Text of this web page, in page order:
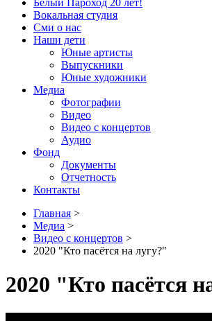
Белый Пароход 20 лет!
Вокальная студия
Сми о нас
Наши дети
Юные артисты
Выпускники
Юные художники
Медиа
Фотографии
Видео
Видео с концертов
Аудио
Фонд
Документы
Отчетность
Контакты
Главная >
Медиа >
Видео с концертов >
2020 "Кто пасётся на лугу?"
2020 "Кто пасётся